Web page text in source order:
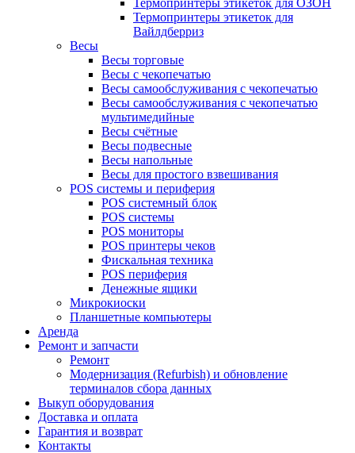
Термопринтеры этикеток для ОЗОН
Термопринтеры этикеток для
Вайлдберриз
Весы
Весы торговые
Весы с чекопечатью
Весы самообслуживания с чекопечатью
Весы самообслуживания с чекопечатью
мультимедийные
Весы счётные
Весы подвесные
Весы напольные
Весы для простого взвешивания
POS системы и периферия
POS системный блок
POS системы
POS мониторы
POS принтеры чеков
Фискальная техника
POS периферия
Денежные ящики
Микрокиоски
Планшетные компьютеры
Аренда
Ремонт и запчасти
Ремонт
Модернизация (Refurbish) и обновление
терминалов сбора данных
Выкуп оборудования
Доставка и оплата
Гарантия и возврат
Контакты